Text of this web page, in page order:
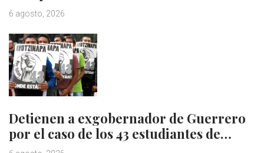
6 agosto, 2026
Detienen a exgobernador de Guerrero
por el caso de los 43 estudiantes de…